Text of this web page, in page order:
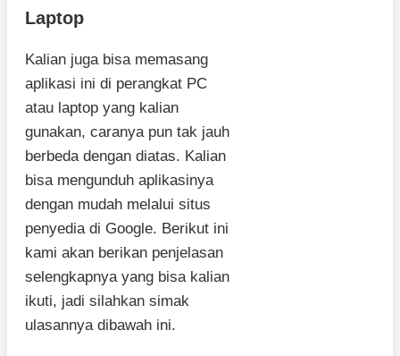
Laptop
Kalian juga bisa memasang
aplikasi ini di perangkat PC
atau laptop yang kalian
gunakan, caranya pun tak jauh
berbeda dengan diatas. Kalian
bisa mengunduh aplikasinya
dengan mudah melalui situs
penyedia di Google. Berikut ini
kami akan berikan penjelasan
selengkapnya yang bisa kalian
ikuti, jadi silahkan simak
ulasannya dibawah ini.